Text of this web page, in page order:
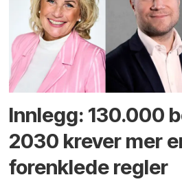
Innlegg: 130.000
2030 krever mer
forenklede regler